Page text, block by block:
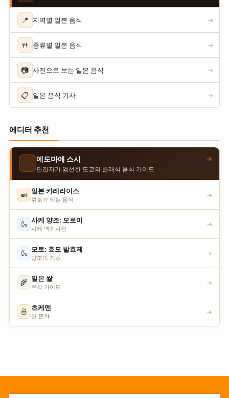
📍 지역별 일본 음식 →
🍴 종류별 일본 음식 →
📷 사진으로 보는 일본 음식 →
📋 일본 음식 기사 →
에디터 추천
🍣 에도마에 스시
편집자가 엄선한 도쿄의 클래식 음식 가이드
→
🍛 일본 카레라이스
위로가 되는 음식
→
🍶 사케 양조: 모로미
사케 백과사전
→
🍶 모토: 효모 발효제
양조의 기초
→
🌾 일본 쌀
주식 가이드
→
🍜 츠케멘
면 문화
→